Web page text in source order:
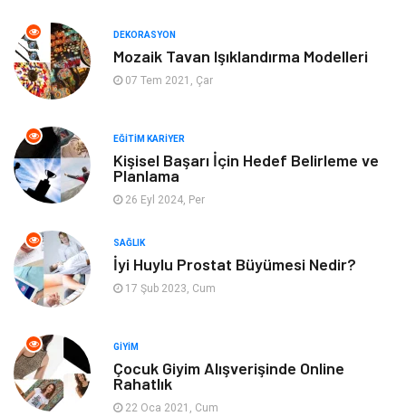
Anne Çocuk
Aksesuar Genel Kültür
Spor Müzik
Ev işleri
Cam
Sigorta Spor Malzemeleri
Bebek Giyim
Kına Gecesi
DEKORASYON
Mozaik Tavan Işıklandırma Modelleri
07 Tem 2021, Çar
EĞITIM KARIYER
Kişisel Başarı İçin Hedef Belirleme ve
Planlama
26 Eyl 2024, Per
SAĞLIK
İyi Huylu Prostat Büyümesi Nedir?
17 Şub 2023, Cum
GIYIM
Çocuk Giyim Alışverişinde Online
Rahatlık
22 Oca 2021, Cum